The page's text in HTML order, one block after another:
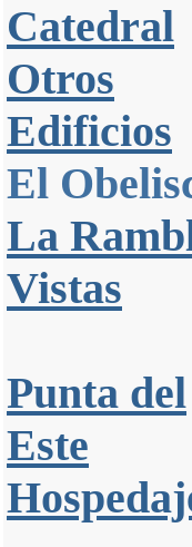
Catedral
Otros
Edificios
El
La
Vistas
Punta del
Este